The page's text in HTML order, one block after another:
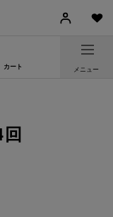
カート メニュー